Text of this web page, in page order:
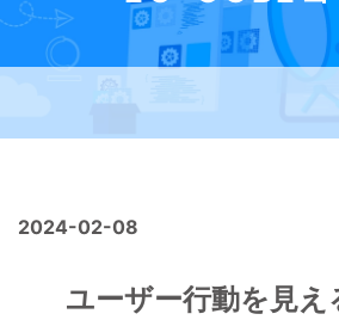
2024-02-08
ユーザー行動を見え